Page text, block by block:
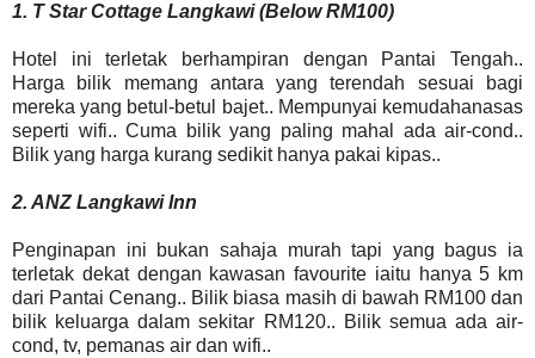
1. T Star Cottage Langkawi (Below RM100)
Hotel ini terletak berhampiran dengan Pantai Tengah..
Harga bilik memang antara yang terendah sesuai bagi
mereka yang betul-betul bajet.. Mempunyai kemudahanasas
seperti wifi.. Cuma bilik yang paling mahal ada air-cond..
Bilik yang harga kurang sedikit hanya pakai kipas..
2. ANZ Langkawi Inn
Penginapan ini bukan sahaja murah tapi yang bagus ia
terletak dekat dengan kawasan favourite iaitu hanya 5 km
dari Pantai Cenang.. Bilik biasa masih di bawah RM100 dan
bilik keluarga dalam sekitar RM120.. Bilik semua ada air-
cond, tv, pemanas air dan wifi..